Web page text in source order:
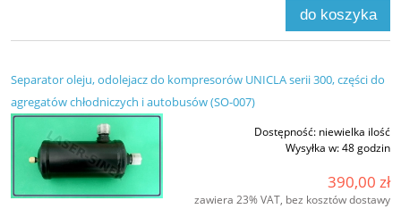
do koszyka
Separator oleju, odolejacz do kompresorów UNICLA serii 300, części do
agregatów chłodniczych i autobusów (SO-007)
Dostępność: niewielka ilość
Wysyłka w:48 godzin
390,00 zł
zawiera 23% VAT, bez kosztów dostawy